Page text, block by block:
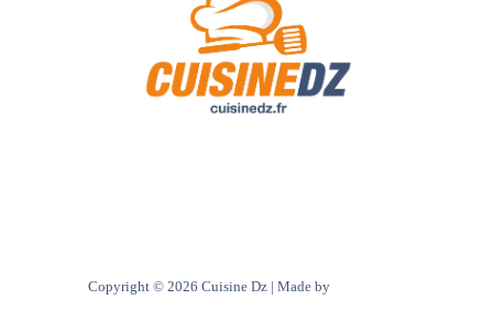
Copyright © 2026 Cuisine Dz | Made by